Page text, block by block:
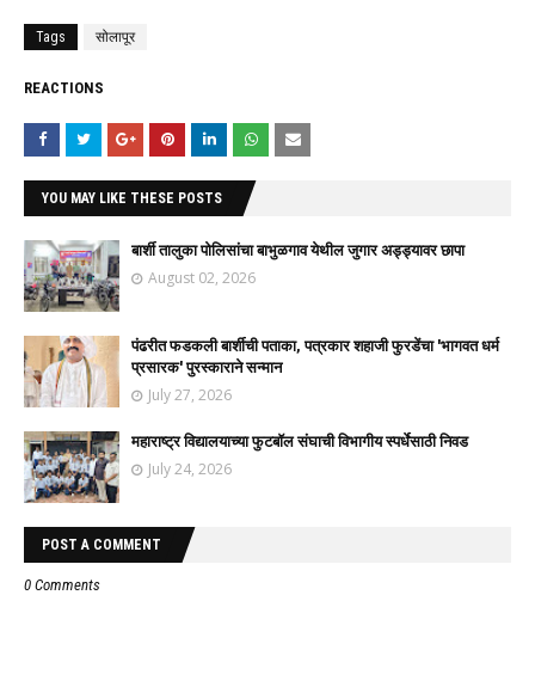
Tags सोलापूर
REACTIONS
YOU MAY LIKE THESE POSTS
बार्शी तालुका पोलिसांचा बाभुळगाव येथील जुगार अड्ड्यावर छापा
August 02, 2026
पंढरीत फडकली बार्शीची पताका, पत्रकार शहाजी फुरडेंचा 'भागवत धर्म
प्रसारक' पुरस्काराने सन्मान
July 27, 2026
महाराष्ट्र विद्यालयाच्या फुटबॉल संघाची विभागीय स्पर्धेसाठी निवड
July 24, 2026
POST A COMMENT
0 Comments